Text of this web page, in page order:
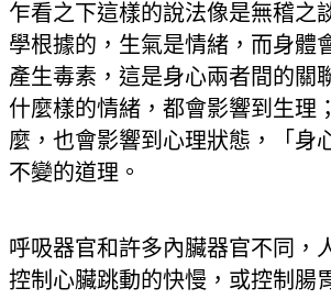
乍看之下這樣的說法像是無稽之
學根據的，生氣是情緒，而身體
產生毒素，這是身心兩者間的關
什麼樣的情緒，都會影響到生理
麼，也會影響到心理狀態，「身
不變的道理。
呼吸器官和許多內臟器官不同，
控制心臟跳動的快慢，或控制腸